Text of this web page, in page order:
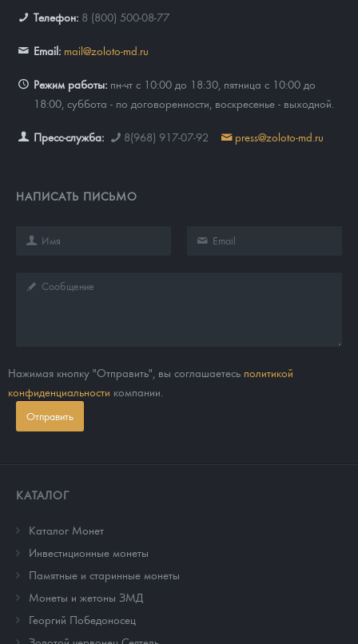
Телефон: 8 (800) 500-08-77
Email: mail@zoloto-md.ru
Режим работы: пн-чт с 10:00 до 18:30, пятница с 10:00 до
18:00, суббота - по договоренности, воскресенье - выходной.
Пресс-служба: 8(968) 917-07-92 press@zoloto-md.ru
НАПИСАТЬ ПИСЬМО
Нажимая кнопку "Отправить", вы соглашаетесь политикой
конфиденциальности компании.
Отправить
КАТАЛОГ
Каталог Монет
Инвестиционные монеты
Памятные и старинные монеты
Монеты и жетоны ЗМД
Георгий Победоносец